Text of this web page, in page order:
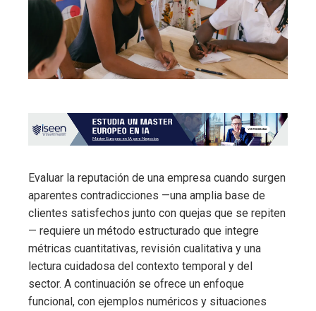
Evaluar la reputación de una empresa cuando surgen
aparentes contradicciones —una amplia base de
clientes satisfechos junto con quejas que se repiten
— requiere un método estructurado que integre
métricas cuantitativas, revisión cualitativa y una
lectura cuidadosa del contexto temporal y del
sector. A continuación se ofrece un enfoque
funcional, con ejemplos numéricos y situaciones